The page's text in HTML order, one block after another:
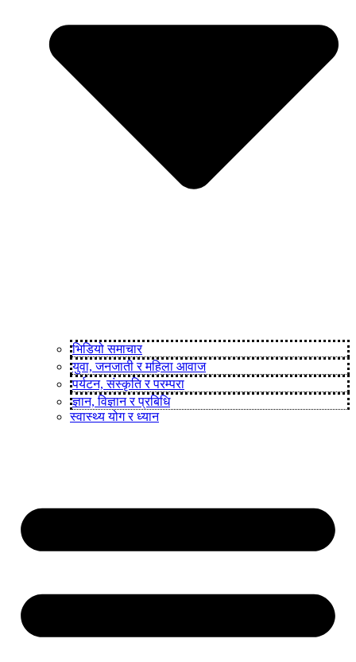
भिडियो समाचार
युवा, जनजाती र महिला आवाज
पर्यटन, संस्कृति र परम्परा
ज्ञान, विज्ञान र प्रबिधि
स्वास्थ्य योग र ध्यान